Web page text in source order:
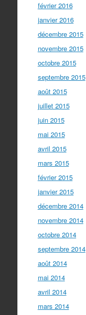
février 2016
janvier 2016
décembre 2015
novembre 2015
octobre 2015
septembre 2015
août 2015
juillet 2015
juin 2015
mai 2015
avril 2015
mars 2015
février 2015
janvier 2015
décembre 2014
novembre 2014
octobre 2014
septembre 2014
août 2014
mai 2014
avril 2014
mars 2014